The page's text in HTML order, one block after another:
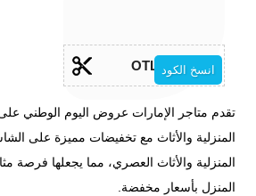
OTL انسخ الكود
تقدم متاجر الإمارات عروض اليوم الوطني على
المنزلية والأثاث مع تخفيضات مميزة على
المنزلية والأثاث العصري، مما يجعلها فرصة
المنزل بأسعار مخفضة.